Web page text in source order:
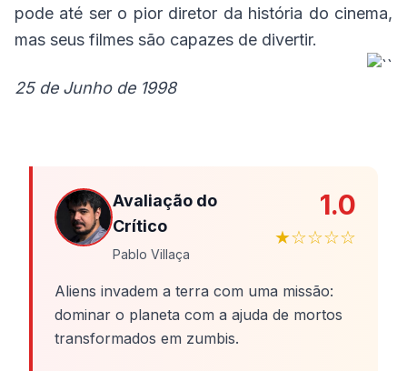
pode até ser o pior diretor da história do cinema,
mas seus filmes são capazes de divertir.
25 de Junho de 1998
Avaliação do
Crítico
Pablo Villaça
1.0
★☆☆☆☆
Aliens invadem a terra com uma missão:
dominar o planeta com a ajuda de mortos
transformados em zumbis.